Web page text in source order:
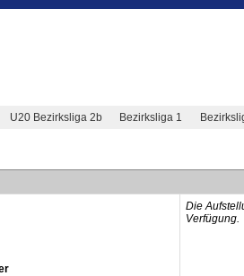
U20 Bezirksliga 2b Bezirksliga 1
Die
Verfügung.